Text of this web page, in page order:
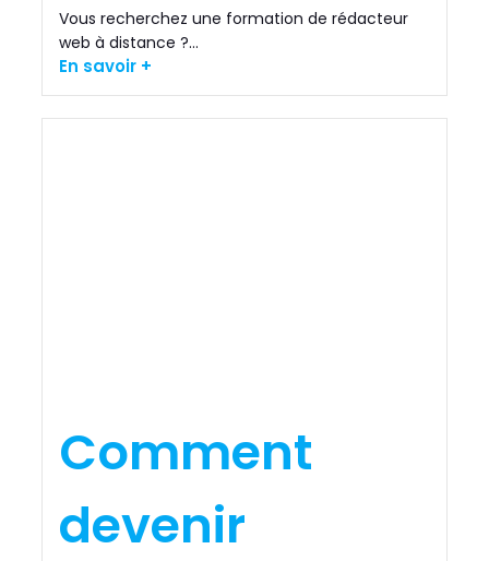
Vous recherchez une formation de rédacteur
web à distance ?...
En savoir +
Comment
devenir